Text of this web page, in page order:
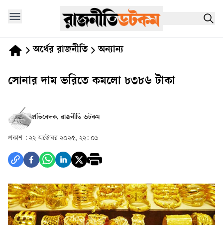
অর্থের রাজনীতি অন্যান্য
সোনার দাম ভরিতে কমলো ৮৩৮৬ টাকা
প্রতিবেদক, রাজনীতি ডটকম
প্রকাশ : ২২ অক্টোবর ২০২৫, ২২: ০১